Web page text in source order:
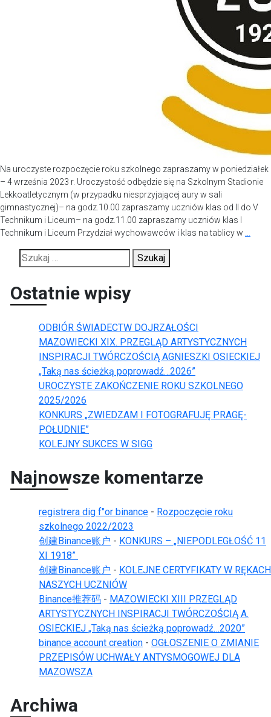
Na uroczyste rozpoczęcie roku szkolnego zapraszamy w poniedziałek
– 4 września 2023 r. Uroczystość odbędzie się na Szkolnym Stadionie
Lekkoatletycznym (w przypadku niesprzyjającej aury w sali
gimnastycznej)– na godz.10.00 zapraszamy uczniów klas od II do V
Technikum i Liceum– na godz.11.00 zapraszamy uczniów klas I
Technikum i Liceum Przydział wychowawców i klas na tablicy w
Szukaj:
Ostatnie wpisy
ODBIÓR ŚWIADECTW DOJRZAŁOŚCI
MAZOWIECKI XIX. PRZEGLĄD ARTYSTYCZNYCH
INSPIRACJI TWÓRCZOŚCIĄ AGNIESZKI OSIECKIEJ
„Taką nas ścieżką poprowadź…2026”
UROCZYSTE ZAKOŃCZENIE ROKU SZKOLNEGO
2025/2026
KONKURS „ZWIEDZAM I FOTOGRAFUJĘ PRAGĘ-
POŁUDNIE”
KOLEJNY SUKCES W SIGG
Najnowsze komentarze
registrera dig f"or binance - Rozpoczęcie roku
szkolnego 2022/2023
创建Binance账户 - KONKURS – „NIEPODLEGŁOŚĆ 11
XI 1918”
创建Binance账户 - KOLEJNE CERTYFIKATY W RĘKACH
NASZYCH UCZNIÓW
Binance推荐码 - MAZOWIECKI XIII PRZEGLĄD
ARTYSTYCZNYCH INSPIRACJI TWÓRCZOŚCIĄ A.
OSIECKIEJ „Taką nas ścieżką poprowadź…2020”
binance account creation - OGŁOSZENIE O ZMIANIE
PRZEPISÓW UCHWAŁY ANTYSMOGOWEJ DLA
MAZOWSZA
Archiwa